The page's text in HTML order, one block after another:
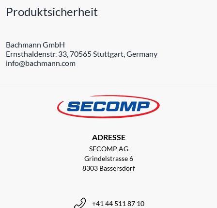
Produktsicherheit
Bachmann GmbH
Ernsthaldenstr. 33, 70565 Stuttgart, Germany
info@bachmann.com
ADRESSE
SECOMP AG
Grindelstrasse 6
8303 Bassersdorf
+41 44 511 87 10